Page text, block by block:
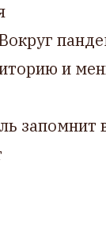
и
запомнит